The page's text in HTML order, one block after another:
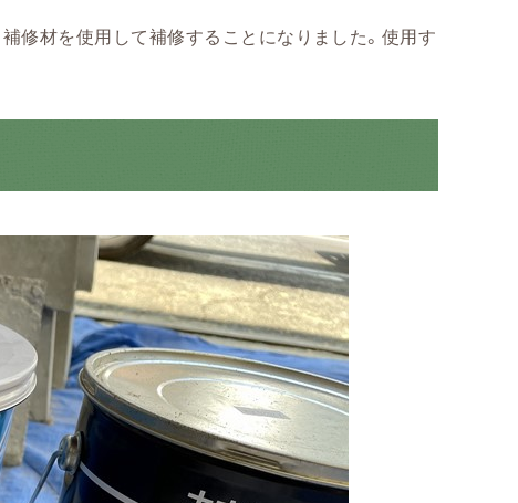
修材を使用して補修することになりました。使用す